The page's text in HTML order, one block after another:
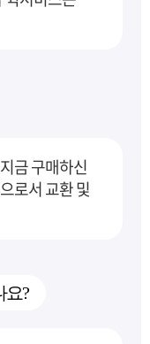
금 구매하신
로서 교환 및
요?